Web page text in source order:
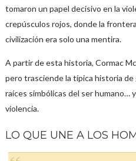
tomaron un papel decisivo en la
crepúsculos rojos, donde la
civilización era solo una mentira.
A partir de esta historia, Cormac
pero trasciende la típica historia
raíces simbólicas del ser humano…
violencia.
LO QUE UNE A LOS